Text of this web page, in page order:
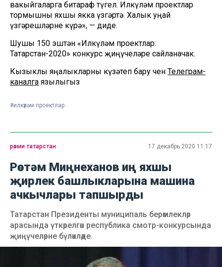
вакыйгаларга битараф түгел. Илкүләм проектлар
тормышны яхшы якка үзгәртә. Халык уңай
үзгәрешләрне күрә», — диде.
Шушы 150 эштән «Илкүләм проектлар:
Татарстан-2020» конкурс җиңүчеләре сайланачак.
Кызыклы яңалыкларны күзәтеп бару өчен Телеграм-
каналга язылыгыз
#илкүләм проектлар
рәсми татарстан 17 декабрь 2020 11:17
Рөстәм Миңнеханов иң яхшы
җирлек башлыкларына машина
ачкычлары тапшырды
Татарстан Президенты муниципаль берәмлекләр
арасында үткәрелгән республика смотр-конкурсында
җиңүчеләрне бүләкләде.